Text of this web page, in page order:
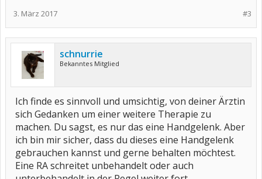
#3
3. März 2017
schnurrie
Bekanntes Mitglied
Ich finde es sinnvoll und umsichtig, von deiner Ärztin
sich Gedanken um einer weitere Therapie zu
machen. Du sagst, es nur das eine Handgelenk. Aber
ich bin mir sicher, dass du dieses eine Handgelenk
gebrauchen kannst und gerne behalten möchtest.
Eine RA schreitet unbehandelt oder auch